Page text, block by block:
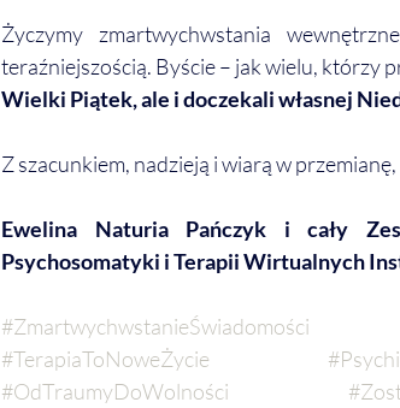
Życzymy zmartwychwstania
teraźniejszością. Byście – jak wielu, którzy
Wielki Piątek, ale i doczekali własnej
Z szacunkiem, nadzieją i wiarą w przemianę,
Ewelina Naturia Pańczyk i cały
Psychosomatyki i Terapii Wirtualnych
#ZmartwychwstanieŚwiadomości
#TerapiaToNoweŻycie
#OdTraumyDoWolności